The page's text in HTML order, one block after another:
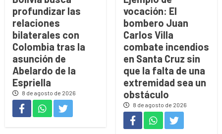
profundizar las
relaciones
bilaterales con
Colombia tras la
asunción de
Abelardo de la
Espriella
8 de agosto de 2026
vocación: El
bombero Juan
Carlos Villa
combate incendios
en Santa Cruz sin
que la falta de una
extremidad sea un
obstáculo
8 de agosto de 2026